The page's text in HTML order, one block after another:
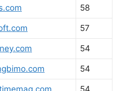
58
57
54
54